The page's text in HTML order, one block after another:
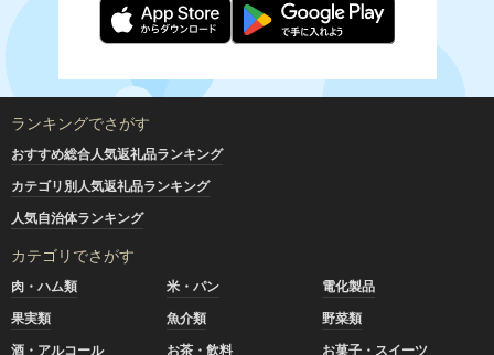
ランキングでさがす
おすすめ総合人気返礼品ランキング
カテゴリ別人気返礼品ランキング
人気自治体ランキング
カテゴリでさがす
肉・ハム類 米・パン
電化製品
果実類
魚介類
野菜類
酒・アルコール
お茶・飲料
お菓子・スイーツ